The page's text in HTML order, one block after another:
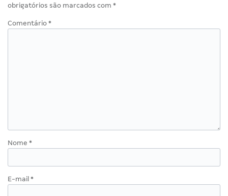
obrigatórios são marcados com *
Comentário *
Nome *
E-mail *